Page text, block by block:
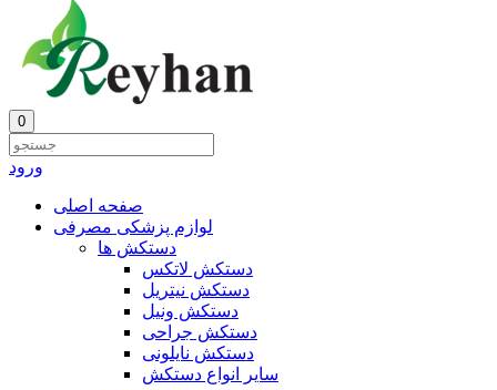
0
ورود
صفحه اصلی
لوازم پزشکی مصرفی
دستکش ها
دستکش لاتکس
دستکش نیتریل
دستکش ونیل
دستکش جراحی
دستکش نایلونی
سایر انواع دستکش